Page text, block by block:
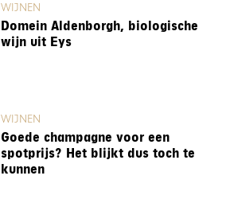
WIJNEN
Domein Aldenborgh, biologische
wijn uit Eys
WIJNEN
Goede champagne voor een
spotprijs? Het blijkt dus toch te
kunnen